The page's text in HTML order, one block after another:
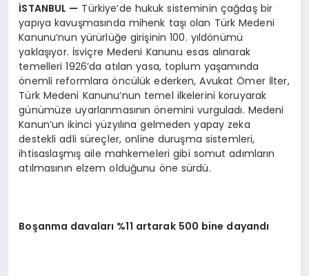
İSTANBUL — Türkiye’de hukuk sisteminin çağdaş bir
yapıya kavuşmasında mihenk taşı olan Türk Medeni
Kanunu’nun yürürlüğe girişinin 100. yıldönümü
yaklaşıyor. İsviçre Medeni Kanunu esas alınarak
temelleri 1926’da atılan yasa, toplum yaşamında
önemli reformlara öncülük ederken, Avukat Ömer İlter,
Türk Medeni Kanunu’nun temel ilkelerini koruyarak
günümüze uyarlanmasının önemini vurguladı. Medeni
Kanun’un ikinci yüzyılına gelmeden yapay zeka
destekli adli süreçler, online duruşma sistemleri,
ihtisaslaşmış aile mahkemeleri gibi somut adımların
atılmasının elzem olduğunu öne sürdü.
Boşanma davaları %11 artarak 500 bine dayandı